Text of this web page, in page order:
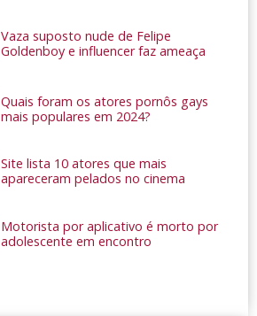
Vaza suposto nude de Felipe
Goldenboy e influencer faz ameaça
Quais foram os atores pornôs gays
mais populares em 2024?
Site lista 10 atores que mais
apareceram pelados no cinema
Motorista por aplicativo é morto por
adolescente em encontro